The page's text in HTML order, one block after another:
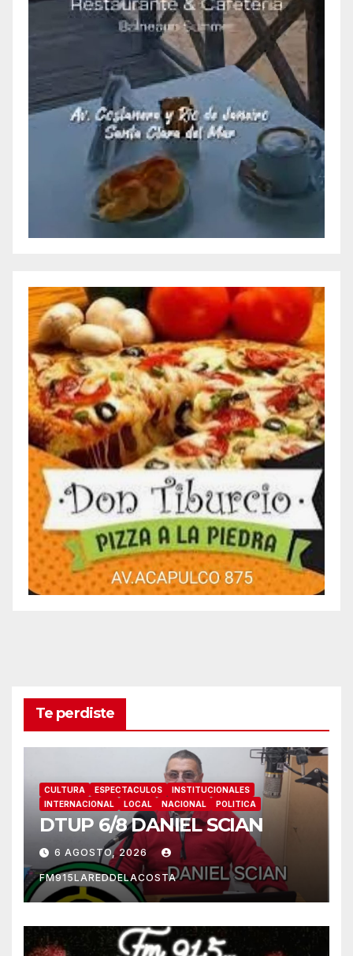
Te perdiste
CULTURA ESPECTACULOS
INSTITUCIONALES
INTERNACIONAL
LOCAL NACIONAL POLITICA
DTUP 6/8 DANIEL SCIAN
6 AGOSTO, 2026
FM915LAREDDELACOSTA